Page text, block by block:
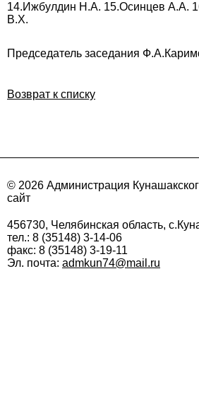
14.Ижбулдин Н.А. 15.Осинцев А.А.
В.Х.
Председатель заседания
Возврат к списку
© 2026 Администрация
сайт
456730, Челябинская область,
тел.: 8 (35148) 3-14-06
факс: 8 (35148) 3-19-11
Эл. почта: admkun74@mail.ru